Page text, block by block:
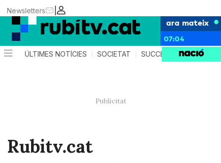
|
Newsletters
ara mateix
07:04
ÚLTIMES NOTÍCIES SOCIETAT SUCCESSOS
Rubitv.cat